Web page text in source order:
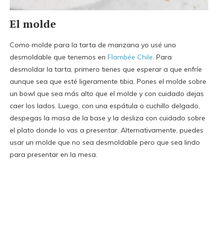
El molde
Como molde para la tarta de manzana yo usé uno
desmoldable que tenemos en Flambée Chile. Para
desmoldar la tarta, primero tienes que esperar a que enfríe
aunque sea que esté ligeramente tibia. Pones el molde sobre
un bowl que sea más alto que el molde y con cuidado dejas
caer los lados. Luego, con una espátula o cuchillo delgado,
despegas la masa de la base y la desliza con cuidado sobre
el plato donde lo vas a presentar. Alternativamente, puedes
usar un molde que no sea desmoldable pero que sea lindo
para presentar en la mesa.